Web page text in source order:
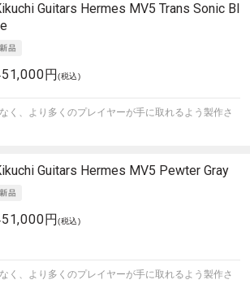
Guitars Hermes MV5 Trans Sonic Bl
円(税込)
く、より多くのプレイヤーが手に取れるよう製作さ
Guitars Hermes MV5 Pewter Gray
円(税込)
く、より多くのプレイヤーが手に取れるよう製作さ